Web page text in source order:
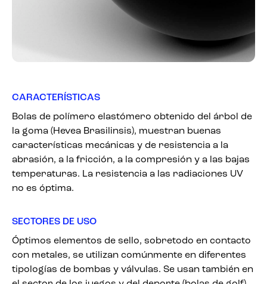
CARACTERÍSTICAS
Bolas de polímero elastómero obtenido del árbol de
la goma (Hevea Brasilinsis), muestran buenas
características mecánicas y de resistencia a la
abrasión, a la fricción, a la compresión y a las bajas
temperaturas. La resistencia a las radiaciones UV
no es óptima.
SECTORES DE USO
Óptimos elementos de sello, sobretodo en contacto
con metales, se utilizan comúnmente en diferentes
tipologías de bombas y válvulas. Se usan también en